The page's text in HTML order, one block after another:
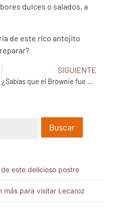
dulces o salados, a
de este rico antojito
SIGUIENTE
¿Sabías que el Brownie fue producto de un delicioso error?
este delicioso postre
más para visitar Lecaroz